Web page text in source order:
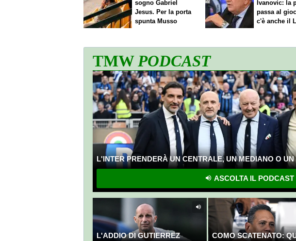
sogno Gabriel
Jesus. Per la porta
spunta Musso
Ivanovic: la
passa al
c'è anche il
TMWPODCAST
L'INTER PRENDERÀ UN CENTRALE, UN MEDIANO O
ASCOLTA IL PODCAST
L'ADDIO DI GUTIERREZ
COMO SCATENATO: